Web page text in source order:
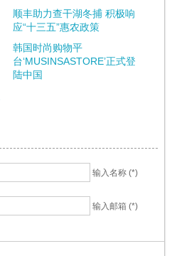
顺丰助力查干湖冬捕 积极响
应“十三五”惠农政策
韩国时尚购物平
台‘MUSINSASTORE’正式登
陆中国
输入名称 (*)
输入邮箱 (*)